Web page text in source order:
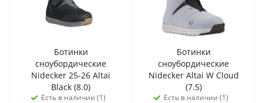
Ботинки
сноубордические
Nidecker 25-26 Altai
Black (8.0)
Есть в наличии (1)
Ботинки
сноубордические
Nidecker Altai W Cloud
(7.5)
Есть в наличии (1)